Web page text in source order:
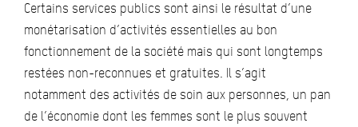
Certains services publics sont ainsi le résultat d’une
monétarisation d’activités essentielles au bon
fonctionnement de la société mais qui sont longtemps
restées non-reconnues et gratuites. Il s’agit
notamment des activités de soin aux personnes, un pan
de l’économie dont les femmes sont le plus souvent